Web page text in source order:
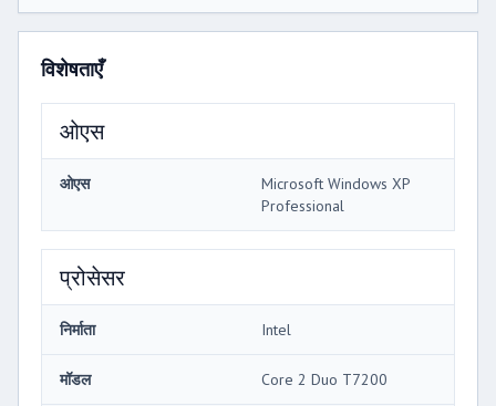
विशेषताएँ
ओएस
ओएस
Microsoft Windows XP
Professional
प्रोसेसर
निर्माता Intel
मॉडल Core 2 Duo T7200